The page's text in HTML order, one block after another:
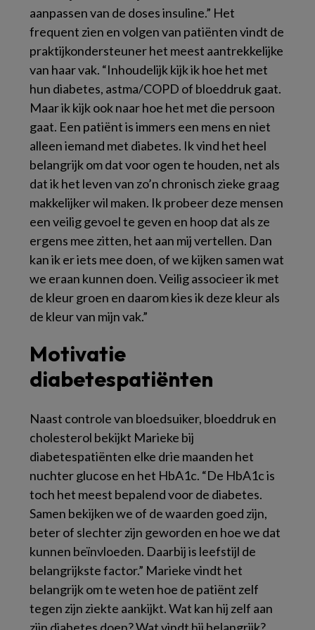
aanpassen van de doses insuline.” Het
frequent zien en volgen van patiënten vindt de
praktijkondersteuner het meest aantrekkelijke
van haar vak. “Inhoudelijk kijk ik hoe het met
hun diabetes, astma/COPD of bloeddruk gaat.
Maar ik kijk ook naar hoe het met die persoon
gaat. Een patiënt is immers een mens en niet
alleen iemand met diabetes. Ik vind het heel
belangrijk om dat voor ogen te houden, net als
dat ik het leven van zo’n chronisch zieke graag
makkelijker wil maken. Ik probeer deze mensen
een veilig gevoel te geven en hoop dat als ze
ergens mee zitten, het aan mij vertellen. Dan
kan ik er iets mee doen, of we kijken samen wat
we eraan kunnen doen. Veilig associeer ik met
de kleur groen en daarom kies ik deze kleur als
de kleur van mijn vak.”
Motivatie
diabetespatiënten
Naast controle van bloedsuiker, bloeddruk en
cholesterol bekijkt Marieke bij
diabetespatiënten elke drie maanden het
nuchter glucose en het HbA1c. “De HbA1c is
toch het meest bepalend voor de diabetes.
Samen bekijken we of de waarden goed zijn,
beter of slechter zijn geworden en hoe we dat
kunnen beïnvloeden. Daarbij is leefstijl de
belangrijkste factor.” Marieke vindt het
belangrijk om te weten hoe de patiënt zelf
tegen zijn ziekte aankijkt. Wat kan hij zelf aan